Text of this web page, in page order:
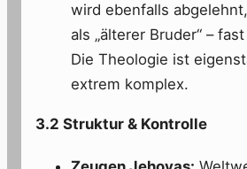
wird ebenfalls
als „älterer Bruder“ –
Die Theologie ist
extrem komplex.
3.2 Struktur & Kontrolle